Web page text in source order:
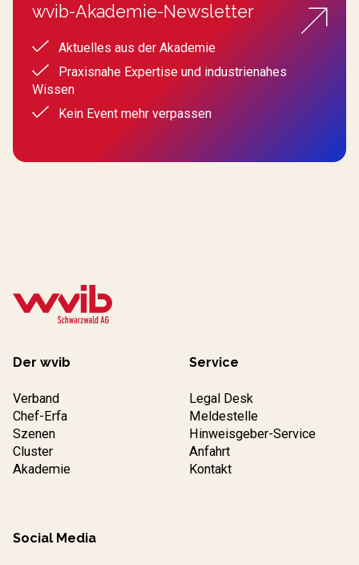
wvib-Akademie-Newsletter
Aktuelles aus der Akademie
Praxisnahe Expertise und industrienahes
Wissen
Kein Event mehr verpassen
Der wvib
Verband
Chef-Erfa
Szenen
Cluster
Akademie
Service
Legal Desk
Meldestelle
Hinweisgeber-Service
Anfahrt
Kontakt
Social Media